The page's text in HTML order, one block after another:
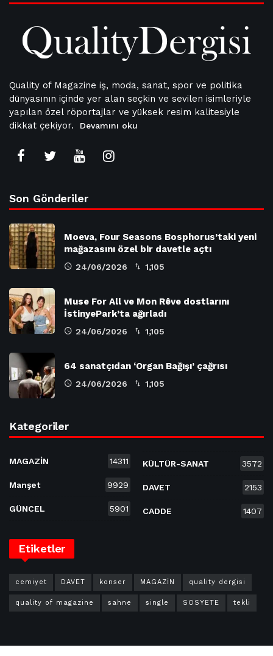
Quality of Magazine iş, moda, sanat, spor ve politika
dünyasının içinde yer alan seçkin ve sevilen isimleriyle
yapılan özel röportajlar ve yüksek resim kalitesiyle
dikkat çekiyor.
Devamını oku
Son Gönderiler
Moeva, Four Seasons Bosphorus’taki yeni
mağazasını özel bir davetle açtı
24/06/2026 1,105
Muse For All ve Mon Rêve dostlarını
İstinyePark’ta ağırladı
24/06/2026 1,105
64 sanatçıdan ‘Organ Bağışı’ çağrısı
24/06/2026 1,105
Kategoriler
MAGAZİN 14311
Manşet 9929
GÜNCEL 5901
KÜLTÜR-SANAT 3572
DAVET 2153
CADDE 1407
Etiketler
cemiyet DAVET konser MAGAZİN quality dergisi
quality of magazine sahne single SOSYETE tekli